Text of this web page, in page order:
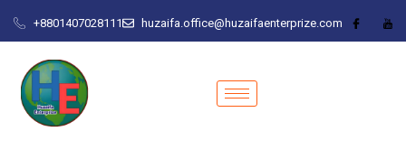
+8801407028111 huzaifa.office@huzaifaenterprize.com